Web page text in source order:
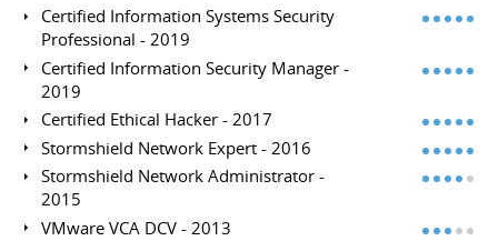
Certified Information Systems Security
Professional - 2019
Certified Information Security Manager -
2019
Certified Ethical Hacker - 2017
Stormshield Network Expert - 2016
Stormshield Network Administrator -
2015
VMware VCA DCV - 2013